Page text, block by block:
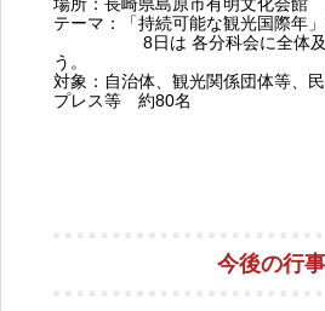
テーマ：「持続可能な観光国際年
8日は 各分科会に全体及び
う。
対象：自治体、観光関係団体等、
プレス等 約80名
今後の行事